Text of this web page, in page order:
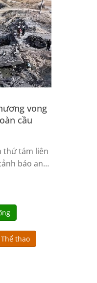
vong
cầu
thứ tám liên
báo an
Thể thao